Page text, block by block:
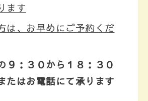
ます
は、お早めにご予約くだ
９：３０から１８：３０
たはお電話にて承ります